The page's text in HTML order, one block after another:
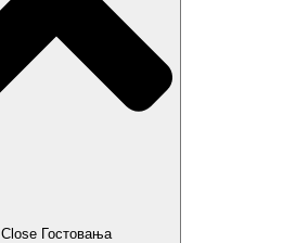
Close Гостовања